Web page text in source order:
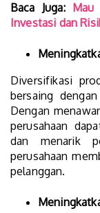
Baca Juga: Mau
Investasi dan
Diversifikasi
bersaing
Dengan
perusahaan
dan menarik
perusahaan
pelanggan.